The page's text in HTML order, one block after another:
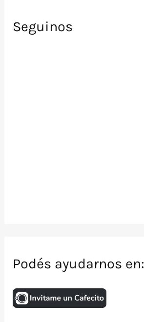
Seguinos
Podés ayudarnos en: